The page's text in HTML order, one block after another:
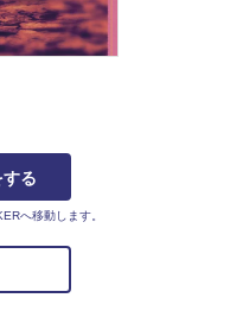
る
へ移動します。